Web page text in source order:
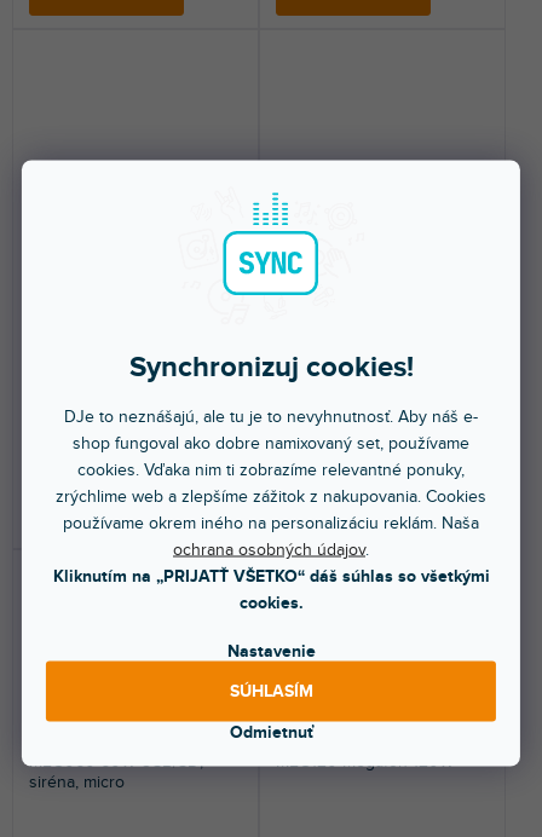
Synchronizuj cookies!
DJe to neznášajú, ale tu je to nevyhnutnosť. Aby náš e-
shop fungoval ako dobre namixovaný set, používame
cookies. Vďaka nim ti zobrazíme relevantné ponuky,
zrýchlime web a zlepšíme zážitok z nakupovania. Cookies
používame okrem iného na personalizáciu reklám. Naša
ochrana osobných údajov.
Kliknutím na „PRIJATŤ VŠETKO“ dáš súhlas so všetkými
cookies.
Nastavenie
Odmietnuť
SÚHLASÍM
11,50 €
DO KOŠÍKA
Nabíjacia Li-ion batéria pre
Dodáva sa s dobíjacím USB...
MEG025 Megafón 25W
hodnotenie
je
4,0
z
5
hviezdičiek.
30 €
DO KOŠÍKA
Výkonný megafón s bluetooth,
MEG060 60W USB/SD,
siréna, micro
MEG120 Megafón 120W